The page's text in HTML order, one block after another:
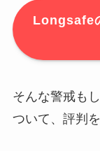
Longsafe
そんな警戒も
ついて、評判